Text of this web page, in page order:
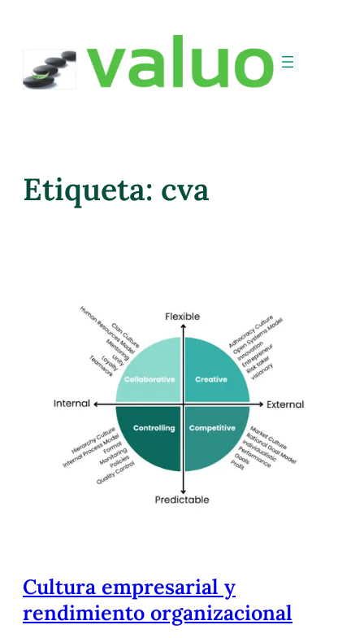
Etiqueta: cva
Cultura empresarial y
rendimiento organizacional